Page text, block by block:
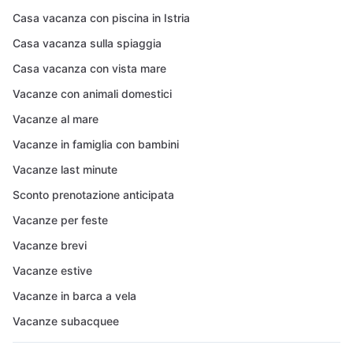
Casa vacanza con piscina in Istria
Casa vacanza sulla spiaggia
Casa vacanza con vista mare
Vacanze con animali domestici
Vacanze al mare
Vacanze in famiglia con bambini
Vacanze last minute
Sconto prenotazione anticipata
Vacanze per feste
Vacanze brevi
Vacanze estive
Vacanze in barca a vela
Vacanze subacquee